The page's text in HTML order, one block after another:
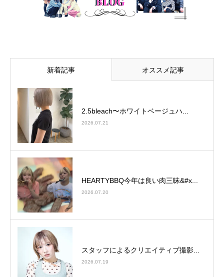
新着記事 オススメ記事
2.5bleach〜ホワイトベージュ⁡ハ...
2026.07.21
HEARTYBBQ今年は良い肉三昧&#x...
2026.07.20
スタッフによるクリエイティブ撮影...
2026.07.19